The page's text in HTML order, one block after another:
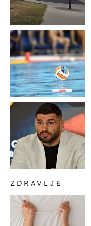
ZDRAVLJE